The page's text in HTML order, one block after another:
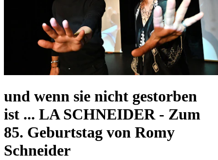
und wenn sie nicht gestorben
ist ... LA SCHNEIDER - Zum
85. Geburtstag von Romy
Schneider